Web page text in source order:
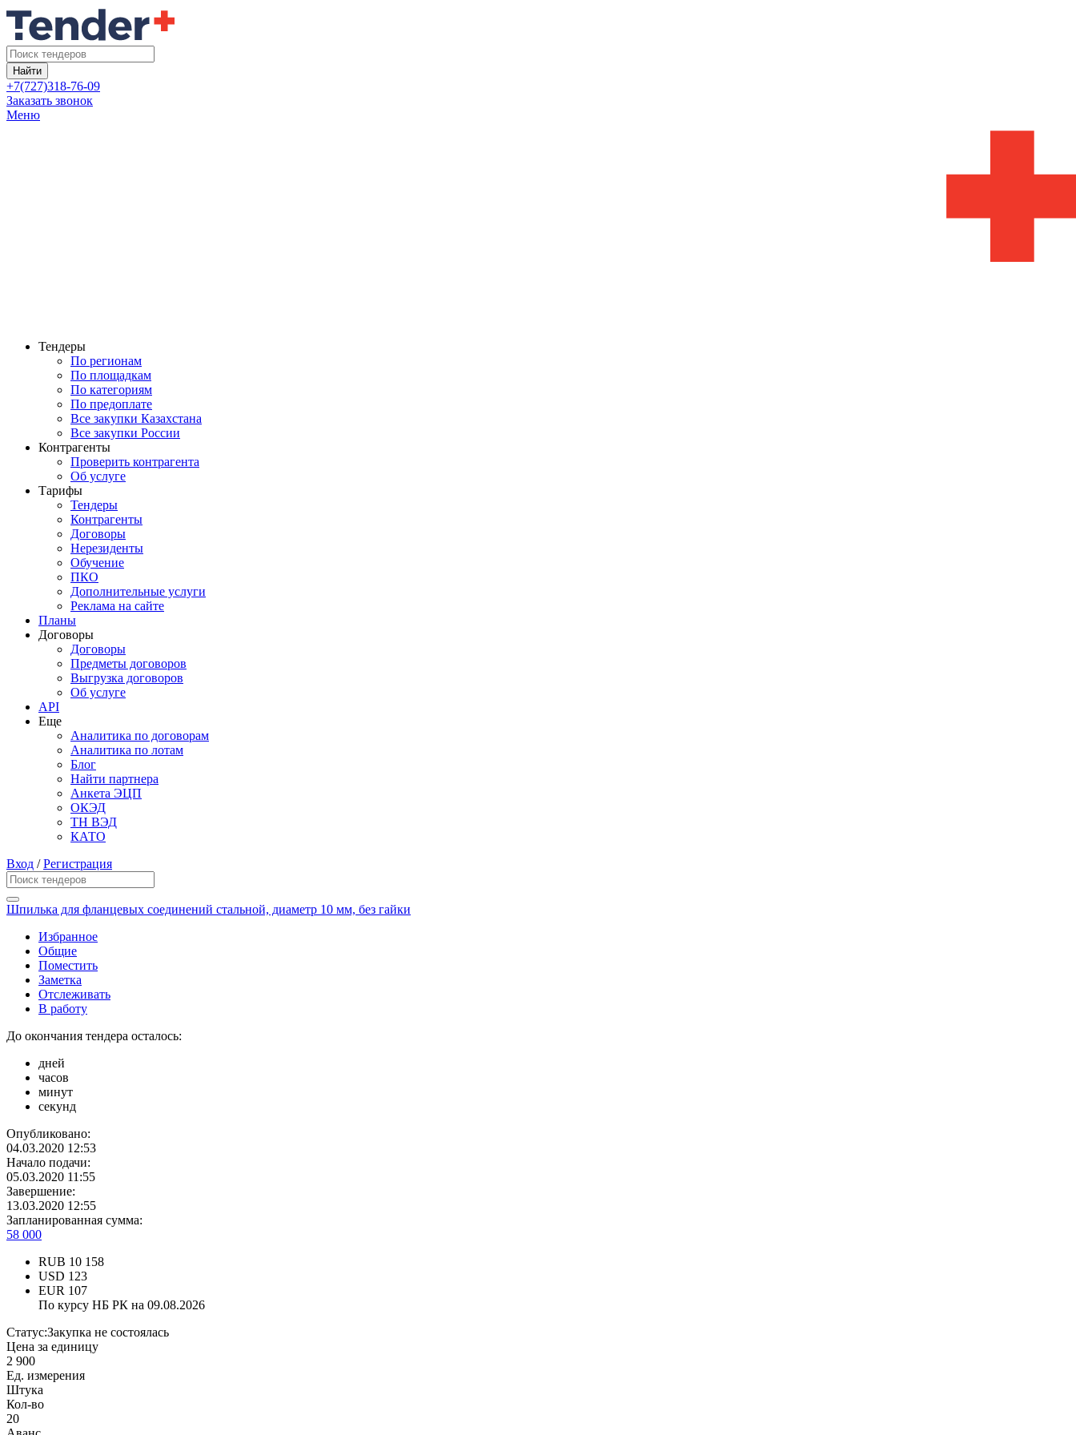
Найти
+7(727)318-76-09
Заказать звонок
Меню
Тендеры
По регионам
По площадкам
По категориям
По предоплате
Все закупки Казахстана
Все закупки России
Контрагенты
Проверить контрагента
Об услуге
Тарифы
Тендеры
Контрагенты
Договоры
Нерезиденты
Обучение
ПКО
Дополнительные услуги
Реклама на сайте
Планы
Договоры
Договоры
Предметы договоров
Выгрузка договоров
Об услуге
API
Еще
Аналитика по договорам
Аналитика по лотам
Блог
Найти партнера
Анкета ЭЦП
ОКЭД
ТН ВЭД
КАТО
Вход /Регистрация
Шпилька для фланцевых соединений стальной, диаметр 10 мм, без гайки
Избранное
Общие
Поместить
Заметка
Отслеживать
В работу
До окончания тендера осталось:
дней
часов
минут
секунд
Опубликовано:
04.03.2020 12:53
Начало подачи:
05.03.2020 11:55
Завершение:
13.03.2020 12:55
Запланированная сумма:
58 000
RUB 10 158
USD 123
EUR 107
По курсу НБ РК на 09.08.2026
Статус:Закупка не состоялась
Цена за единицу
2 900
Ед. измерения
Штука
Кол-во
20